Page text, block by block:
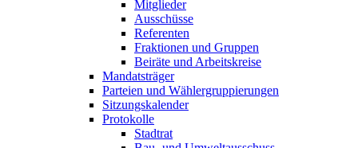
Mitglieder
Ausschüsse
Referenten
Fraktionen und Gruppen
Beiräte und Arbeitskreise
Mandatsträger
Parteien und Wählergruppierungen
Sitzungskalender
Protokolle
Stadtrat